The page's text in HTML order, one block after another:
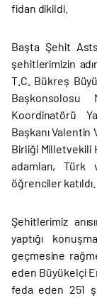
fidan dikildi.
Başta Şehit
şehitlerimizin
T.C. Bükreş
Koordinatörü
Başkanı
Birliği Milletvekili
adamları,
öğrenciler katıldı.
Şehitlerimiz
yaptığı
geçmesine
eden Büyükelçi
feda eden 251